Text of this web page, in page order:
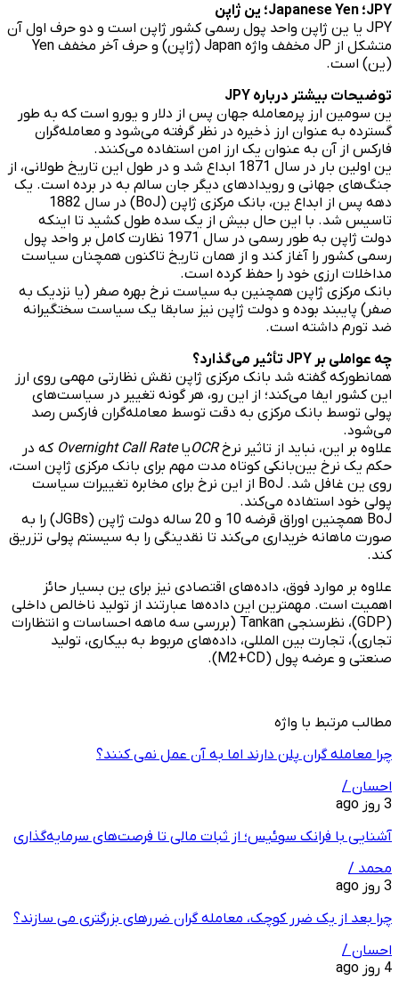
JPY؛ Japanese Yen؛ ین ژاپن
JPY یا ین ژاپن واحد پول رسمی کشور ژاپن است و دو حرف اول آن
متشکل از JP مخفف واژه Japan (ژاپن) و حرف آخر مخفف Yen
(ین) است.
توضیحات بیشتر درباره JPY
ین سومین ارز پرمعامله جهان پس از دلار و یورو است که به طور
گسترده به عنوان ارز ذخیره در نظر گرفته می‌شود و معامله‌گران
فارکس از آن به عنوان یک ارز امن استفاده می‌کنند.
ین اولین بار در سال 1871 ابداع شد و در طول این تاریخ طولانی، از
جنگ‌های جهانی و رویدادهای دیگر جان سالم به در برده است. یک
دهه پس از ابداع ین، بانک مرکزی ژاپن (BoJ) در سال 1882
تاسیس شد. با این حال بیش از یک سده طول کشید تا اینکه
دولت ژاپن به طور رسمی در سال 1971 نظارت کامل بر واحد پول
رسمی کشور را آغاز کند و از همان تاریخ تاکنون همچنان سیاست
مداخلات ارزی خود را حفظ کرده است.
بانک مرکزی ژاپن همچنین به سیاست نرخ بهره صفر (یا نزدیک به
صفر) پایبند بوده و دولت ژاپن نیز سابقا یک سیاست سختگیرانه
ضد تورم داشته است.
چه عواملی بر JPY تأثیر می‌گذارد؟
همانطورکه گفته شد بانک مرکزی ژاپن نقش نظارتی مهمی روی ارز
این کشور ایفا می‌کند؛ از این رو، هر گونه تغییر در سیاست‌های
پولی توسط بانک مرکزی به دقت توسط معامله‌گران فارکس رصد
می‌شود.
علاوه بر این، نباید از تاثیر نرخOCRیاOvernight Call Rate که در
حکم یک نرخ بین‌بانکی کوتاه مدت مهم برای بانک مرکزی ژاپن است،
روی ین غافل شد. BoJ از این نرخ برای مخابره تغییرات سیاست
پولی خود استفاده می‌کند.
BoJ همچنین اوراق قرضه 10 و 20 ساله دولت ژاپن (JGBs) را به
صورت ماهانه خریداری می‌کند تا نقدینگی را به سیستم پولی تزریق
کند.
علاوه بر موارد فوق، داده‌های اقتصادی نیز برای ین بسیار حائز
اهمیت است. مهمترین این داده‌ها عبارتند از تولید ناخالص داخلی
(GDP)، نظرسنجی Tankan (بررسی سه ماهه احساسات و انتظارات
تجاری)، تجارت بین المللی، داده‌های مربوط به بیکاری، تولید
صنعتی و عرضه پول (M2+CD).
مطالب مرتبط با واژه
چرا معامله ‌گران پلن دارند اما به آن عمل نمی ‌کنند؟
احسان /
3 روز ago
آشنایی با فرانک سوئیس؛ از ثبات مالی تا فرصت‌های سرمایه‌گذاری
محمد /
3 روز ago
چرا بعد از یک ضرر کوچک، معامله‌ گران ضررهای بزرگتری می ‌سازند؟
احسان /
4 روز ago